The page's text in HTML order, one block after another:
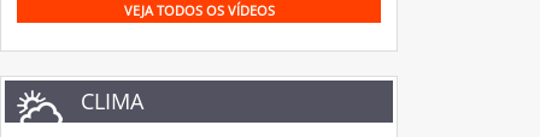
VEJA TODOS OS VÍDEOS
CLIMA